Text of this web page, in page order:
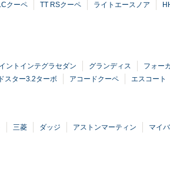
クーペ TT RSクーペ ライトエースノア
ントインテグラセダン グランディス フォー
スター3.2ターボ アコードクーペ エスコート
三菱 ダッジ アストンマーティン マイ